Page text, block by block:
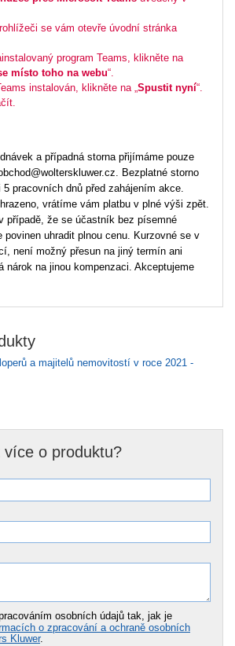
se vám otevře úvodní stránka
program Teams, klikněte na
místo toho na webu“.
instalován, klikněte na „Spustit nyní“.
a případná storna přijímáme pouze
Bezplatné storno
pracovních dnů před zahájením akce.
vrátíme vám platbu v plné výši zpět.
případě, že se účastník bez písemné
uhradit plnou cenu. Kurzovné se v
není možný přesun na jiný termín ani
nárok na jinou kompenzaci. Akceptujeme
a majitelů nemovitostí v roce 2021 -
více o produktu?
osobních údajů tak, jak je
o zpracování a ochraně osobních
Kluwer.